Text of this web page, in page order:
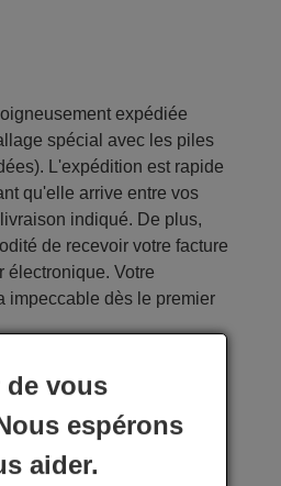
expédiée
spécial avec les piles
L'expédition est rapide
qu'elle arrive entre vos
indiqué. De plus,
de recevoir votre facture
électronique. Votre
impeccable dès le premier
qui utilisent cette
vous
espérons
aider.